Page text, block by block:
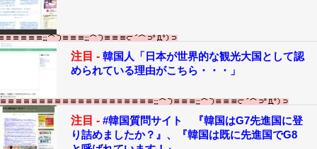
注目 - 韓国人「日本が世界的な観光大国として認
められている理由がこちら・・・」
注目 - #韓国質問サイト 『韓国はG7先進国に登
り詰めましたか？』、『韓国は既に先進国でG8